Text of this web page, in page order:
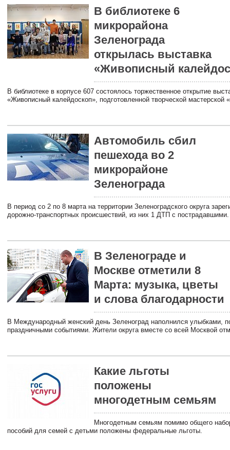
В библиотеке 6
микрорайона
Зеленограда
открылась выставка
«Живописный
В библиотеке в корпусе 607 состоялось торжественное открытие
«Живописный калейдоскоп», подготовленной творческой мастерской
Автомобиль сбил
пешехода во 2
микрорайоне
Зеленограда
В период со 2 по 8 марта на территории Зеленоградского округа
дорожно-транспортных происшествий, из них 1 ДТП с пострадавшими.
В Зеленограде и
Москве отметили 8
Марта: музыка, цветы
и слова благодарности
В Международный женский день Зеленоград наполнился улыбками,
праздничными событиями. Жители округа вместе со всей Москвой
Какие льготы
положены
многодетным семьям
Многодетным семьям помимо общего
пособий для семей с детьми положены федеральные льготы.